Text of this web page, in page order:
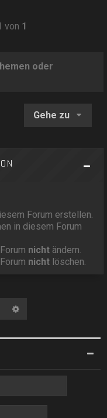
von 1
oder
Gehe zu
Forum erstellen.
in diesem Forum
nicht ändern.
nicht löschen.
Suche